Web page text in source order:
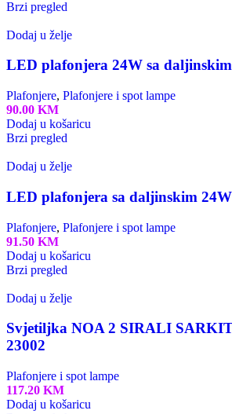
Brzi pregled
Dodaj u želje
LED plafonjera 24W sa
Plafonjere, Plafonjere i spot lampe
90.00 KM
Dodaj u košaricu
Brzi pregled
Dodaj u želje
LED plafonjera sa daljinskim
Plafonjere, Plafonjere i spot lampe
91.50 KM
Dodaj u košaricu
Brzi pregled
Dodaj u želje
Svjetiljka NOA 2 SIRALI
23002
Plafonjere i spot lampe
117.20 KM
Dodaj u košaricu